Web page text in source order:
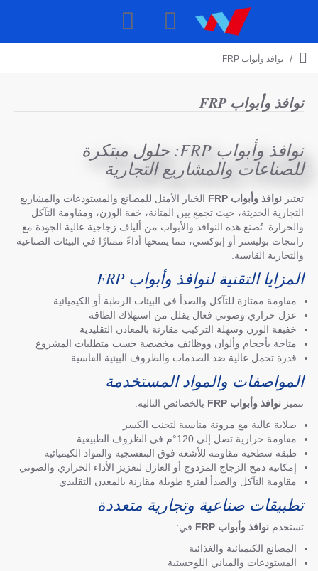
نوافذ وأبواب FRPe
نوافذ وأبواب FRP
نوافذ وأبواب FRP: حلول مبتكرة
للصناعات والمشاريع التجارية
تعتبر نوافذ وأبواب FRP
الخيار الأمثل للمصانع والمستودعات والمشاريع
التجارية الحديثة، حيث تجمع بين المتانة، خفة الوزن، ومقاومة التآكل
والحرارة. تُصنع هذه النوافذ والأبواب من ألياف زجاجية عالية الجودة مع
راتنجات بوليستر أو إبوكسي، مما يمنحها أداءً ممتازًا في البيئات الصناعية
والتجارية القاسية.
المزايا التقنية لنوافذ وأبواب FRP
مقاومة ممتازة للتآكل والصدأ في البيئات الرطبة أو الكيميائية
عزل حراري وصوتي فعال يقلل من استهلاك الطاقة
خفيفة الوزن وسهلة التركيب مقارنة بالمعادن التقليدية
متاحة بأحجام وألوان ووظائف مخصصة حسب متطلبات المشروع
قدرة تحمل عالية ضد الصدمات والظروف البيئية القاسية
المواصفات والمواد المستخدمة
تتميز نوافذ وأبواب FRP
بالخصائص التالية:
صلابة عالية مع مرونة مناسبة لتجنب الكسر
مقاومة حرارية تصل إلى 120°م في الظروف الطبيعية
طبقة سطحية مقاومة للأشعة فوق البنفسجية والمواد الكيميائية
إمكانية دمج الزجاج المزدوج أو العازل لتعزيز الأداء الحراري والصوتي
مقاومة التآكل والصدأ لفترة طويلة مقارنة بالمعدن التقليدي
تطبيقات صناعية وتجارية متعددة
تستخدم نوافذ وأبواب FRP
في:
المصانع الكيميائية والغذائية
المستودعات والمباني اللوجستية